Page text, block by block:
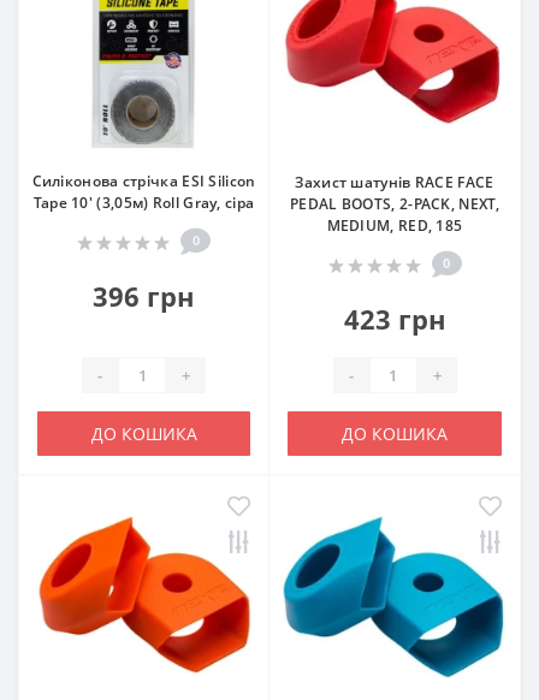
Силіконова стрічка ESI Silicon
Tape 10' (3,05м) Roll Gray, сіра
0
396 грн
- +
ДО КОШИКА
Захист шатунів RACE FACE
PEDAL BOOTS, 2-PACK, NEXT,
MEDIUM, RED, 185
0
423 грн
- +
ДО КОШИКА